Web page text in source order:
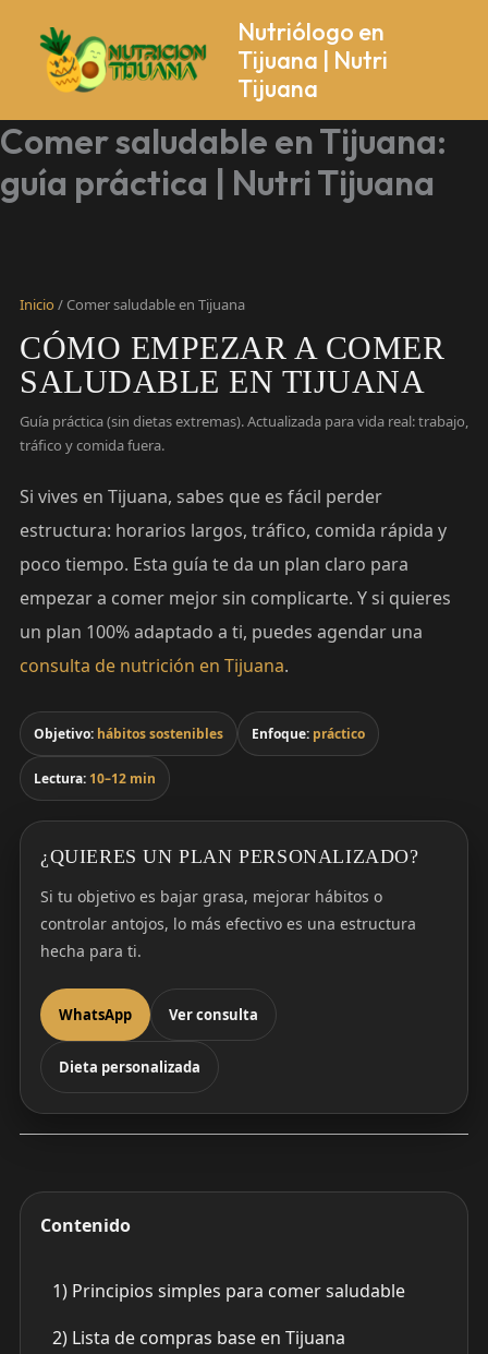
contenido
Nutriólogo en
Tijuana | Nutri
Tijuana
Comer saludable en Tijuana:
guía práctica | Nutri Tijuana
Inicio / Comer saludable en Tijuana
CÓMO EMPEZAR A COMER
SALUDABLE EN TIJUANA
Guía práctica (sin dietas extremas). Actualizada para vida real: trabajo,
tráfico y comida fuera.
Si vives en Tijuana, sabes que es fácil perder
estructura: horarios largos, tráfico, comida rápida y
poco tiempo. Esta guía te da un plan claro para
empezar a comer mejor sin complicarte. Y si quieres
un plan 100% adaptado a ti, puedes agendar una
consulta de nutrición en Tijuana.
Objetivo: hábitos sostenibles Enfoque: práctico
Lectura: 10–12 min
¿QUIERES UN PLAN PERSONALIZADO?
Si tu objetivo es bajar grasa, mejorar hábitos o
controlar antojos, lo más efectivo es una estructura
hecha para ti.
WhatsApp Ver consulta
Dieta personalizada
Contenido
1) Principios simples para comer saludable
2) Lista de compras base en Tijuana